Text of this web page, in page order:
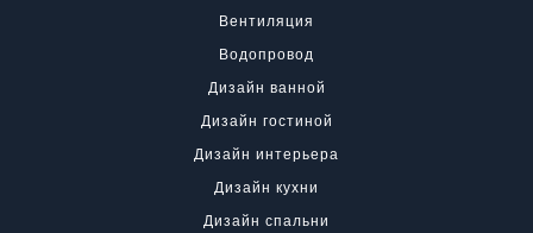
Вентиляция
Водопровод
Дизайн ванной
Дизайн гостиной
Дизайн интерьера
Дизайн кухни
Дизайн спальни